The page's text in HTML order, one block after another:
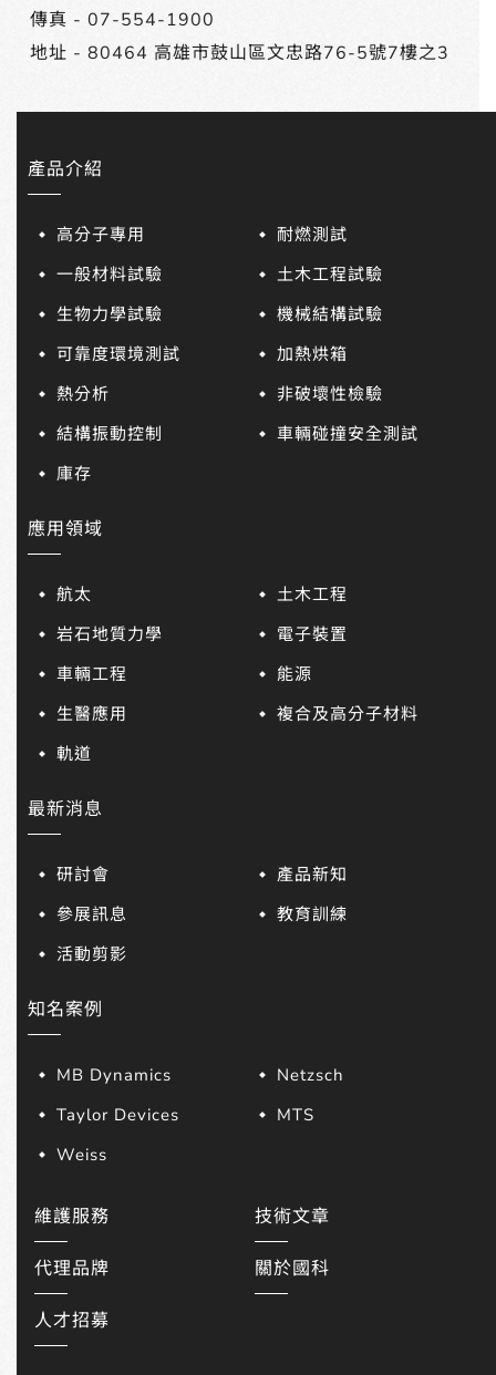
傳真 - 07-554-1900
地址 - 80464 高雄市鼓山區文忠路76-5號7樓之3
產品介紹
高分子專用
耐燃測試
一般材料試驗
土木工程試驗
生物力學試驗
機械結構試驗
可靠度環境測試
加熱烘箱
熱分析
非破壞性檢驗
結構振動控制
車輛碰撞安全測試
庫存
應用領域
航太
土木工程
岩石地質力學
電子裝置
車輛工程
能源
生醫應用
複合及高分子材料
軌道
最新消息
研討會
產品新知
參展訊息
教育訓練
活動剪影
知名案例
MB Dynamics
Netzsch
Taylor Devices
MTS
Weiss
維護服務 技術文章
代理品牌 關於國科
人才招募